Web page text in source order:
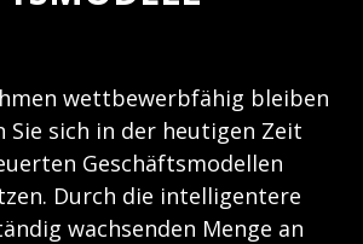
wettbewerbfähig bleiben
Sie sich in der heutigen Zeit
Geschäftsmodellen
Durch die intelligentere
wachsenden Menge an